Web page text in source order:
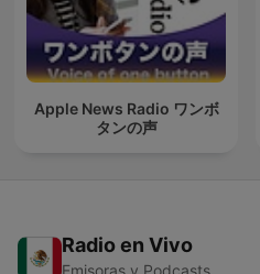
Apple News Radio ワンボ
タンの声
Radio en Vivo